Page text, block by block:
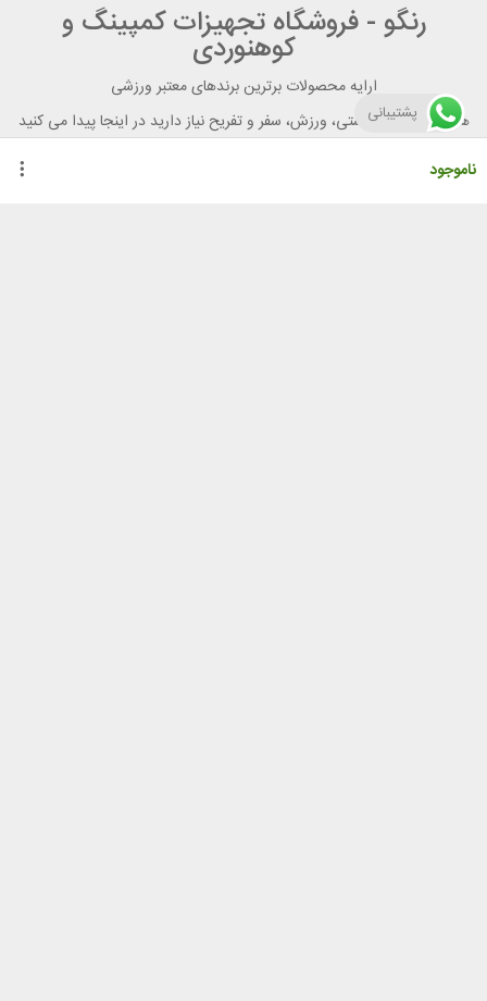
ناموجود
رنگو - فروشگاه تجهیزات کمپینگ و
کوهنوردی
ارایه محصولات برترین برندهای معتبر ورزشی
هر آنچه برای تندرستی، ورزش، سفر و تفریح نیاز دارید در اینجا پیدا می کنید
پشتیبانی